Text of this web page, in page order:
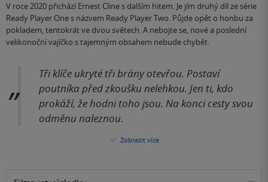
V roce 2020 přichází Ernest Cline s dalším hitem. Je jím druhý díl ze série
Ready Player One s názvem Ready Player Two. Půjde opět o honbu za
pokladem, tentokrát ve dvou světech. A nebojte se, nové a poslední
velikonoční vajíčko s tajemným obsahem nebude chybět.
Tři klíče ukryté tři brány otevřou. Postaví
poutníka před zkoušku nelehkou. Jen ti, kdo
prokáží, že hodni toho jsou. Na konci cesty svou
odměnu naleznou.
Zobrazit více